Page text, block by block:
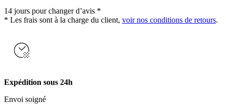
14 jours pour changer d’avis *
* Les frais sont à la charge du client, voir nos conditions de retours.
Expédition sous 24h
Envoi soigné